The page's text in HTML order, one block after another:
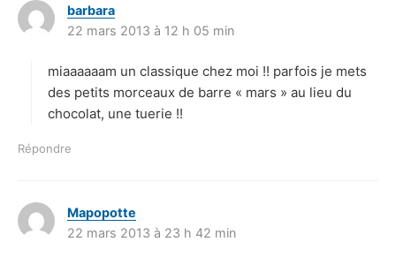
barbara
i
:
22 mars 2013 à 12 h 05 min
miaaaaaam un classique chez moi !! parfois je mets
des petits morceaux de barre « mars » au lieu du
chocolat, une tuerie !!
Répondre
Mapopotte
i
22 mars 2013 à 23 h 42 min